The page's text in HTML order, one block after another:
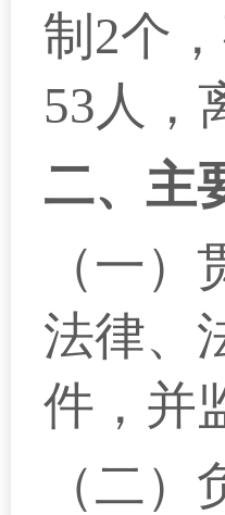
制2个
53人，
二、 主
（一
法律、
件，并
（二